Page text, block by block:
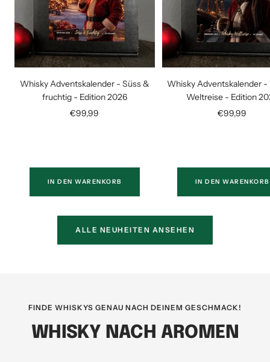
Whisky Adventskalender - Süss &
fruchtig - Edition 2026
Angebotspreis
€99,99
IN DEN WARENKORB
Whisky Adventskalender -
Weltreise - Edition
€99,99
IN DEN WARENKORB
ALLE NEUHEITEN ANSEHEN
FINDE WHISKYS GENAU NACH DEINEM GESCHMACK!
WHISKY NACH AROMEN